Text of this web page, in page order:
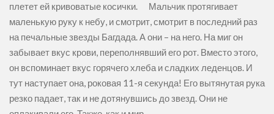
плетет ей кривоватые косички. Мальчик протягивает
маленькую руку к небу, и смотрит, смотрит в последний раз
на печальные звезды Багдада. А они – на него. На миг он
забывает вкус крови, переполнявший его рот. Вместо этого,
он вспоминает вкус горячего хлеба и сладких леденцов. И
тут наступает она, роковая 11-я секунда! Его вытянутая рука
резко падает, так и не дотянувшись до звезд. Они не